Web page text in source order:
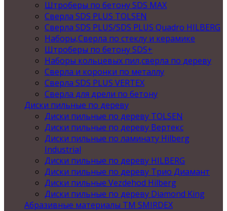
Штроберы по бетону SDS MAX
Сверла SDS PLUS TOLSEN
Сверла SDS PLUS/SDS PLUS Quadro HILBERG
Наборы,Сверла по стеклу и керамике
Штроберы по бетону SDS+
Наборы кольцевых пил,сверла по дереву
Сверла и коронки по металлу
Сверла SDS PLUS VERTEX
Сверла для дрели по бетону
Диски пильные по дереву
Диски пильные по дереву TOLSEN
Диски пильные по дереву Вертекс
Диски пильные по ламинату Hilberg
Industrial
Диски пильные по дереву HILBERG
Диски пильные по дереву Трио Диамант
Диски пильные Vezdehod Hilberg
Диски пильные по дереву Diamond King
Абразивные материалы ТМ SMIRDEX